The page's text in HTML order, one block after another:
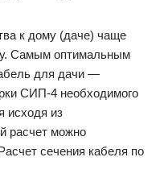
к дому (даче) чаще
Самым оптимальным
для дачи —
СИП-4 необходимого
исходя из
расчет можно
сечения кабеля по